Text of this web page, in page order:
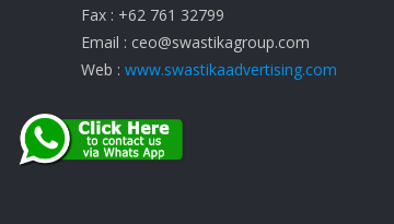
Fax : +62 761 32799
Email : ceo@swastikagroup.com
Web : www.swastikaadvertising.com